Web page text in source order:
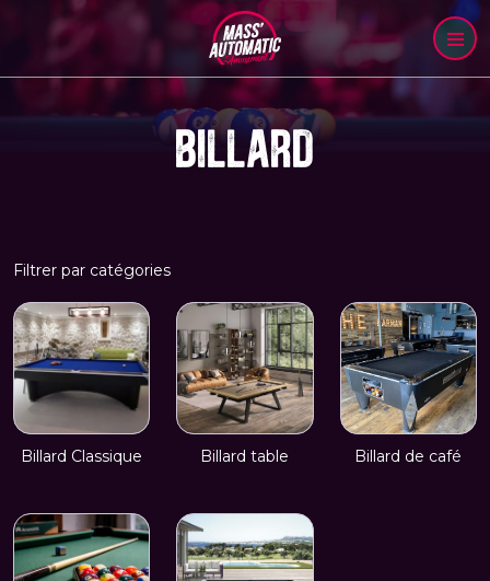
BILLARD
Filtrer par catégories
Billard Classique Billard table Billard de café